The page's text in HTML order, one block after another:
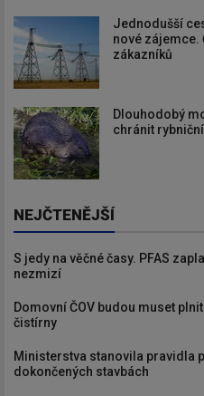
Jednodušší
nové zájemce.
zákazníků
Dlouhodobý
chránit
NEJČTENĚJŠÍ
S jedy na věčné časy. PFAS
nezmizí
Domovní ČOV budou muset
čistírny
Ministerstva stanovila pravidla
dokončených stavbách